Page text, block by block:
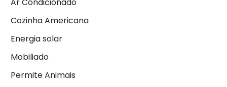
Ar Condicionado
Cozinha Americana
Energia solar
Mobiliado
Permite Animais